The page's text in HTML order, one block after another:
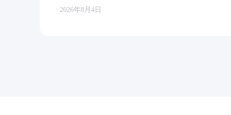
2026年8月4日